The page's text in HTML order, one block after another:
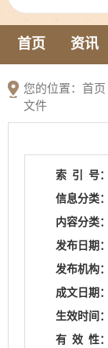
首页 资讯
您的位置： 首页
文件
索 引 号：
信息分类：
内容分类：
发布日期：
发布机构：
成文日期：
生效时间：
有 效 性：